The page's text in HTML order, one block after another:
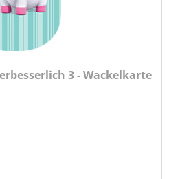
3 - Wackelkarte